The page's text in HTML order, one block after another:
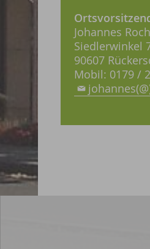
Johannes
Siedlerwinkel
90607
Mobil: 0179 /